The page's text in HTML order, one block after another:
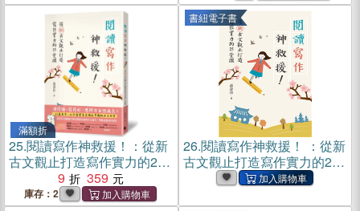
滿額折
25.閱讀寫作神救援！：從新
古文觀止打造寫作實力的25
堂課（限量贈送《詩佳老師
的創意思考遊戲書》）
9 359
庫存：2
書紐電子書
26.閱讀寫作神救援！ ：從新
古文觀止打造寫作實力的25
堂課(電子書)